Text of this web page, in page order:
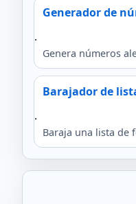
Generador de
.
Genera números
Barajador de
.
Baraja una lista de